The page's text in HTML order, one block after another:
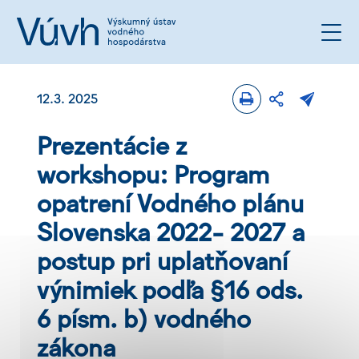
12.3. 2025
Prezentácie z
workshopu: Program
opatrení Vodného plánu
Slovenska 2022- 2027 a
postup pri uplatňovaní
výnimiek podľa §16 ods.
6 písm. b) vodného
zákona